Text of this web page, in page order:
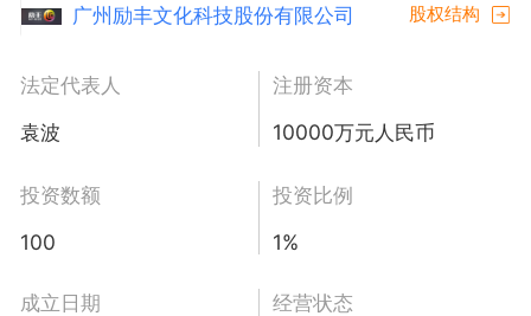
广州励丰文化科技股份有限公司 股权结构
法定代表人
袁波
注册资本
10000万元人民币
投资数额
100
投资比例
1%
成立日期
经营状态